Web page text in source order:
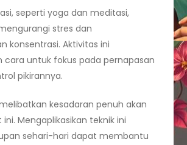
seperti yoga dan meditasi,
stres dan
konsentrasi. Aktivitas ini
cara untuk fokus pada pernapasan
pikirannya.
kesadaran penuh akan
Mengaplikasikan teknik ini
sehari-hari dapat membantu